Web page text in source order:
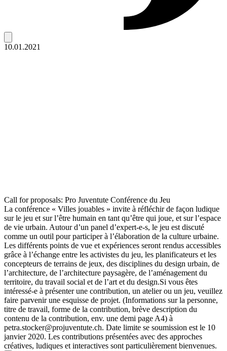
10.01.2021
Call for proposals: Pro Juventute Conférence du Jeu
La conférence « Villes jouables » invite à réfléchir de façon ludique
sur le jeu et sur l’être humain en tant qu’être qui joue, et sur l’espace
de vie urbain. Autour d’un panel d’expert-e-s, le jeu est discuté
comme un outil pour participer à l’élaboration de la culture urbaine.
Les différents points de vue et expériences seront rendus accessibles
grâce à l’échange entre les activistes du jeu, les planificateurs et les
concepteurs de terrains de jeux, des disciplines du design urbain, de
l’architecture, de l’architecture paysagère, de l’aménagement du
territoire, du travail social et de l’art et du design.Si vous êtes
intéressé-e à présenter une contribution, un atelier ou un jeu, veuillez
faire parvenir une esquisse de projet. (Informations sur la personne,
titre de travail, forme de la contribution, brève description du
contenu de la contribution, env. une demi page A4) à
petra.stocker@projuventute.ch. Date limite se soumission est le 10
janvier 2020. Les contributions présentées avec des approches
créatives, ludiques et interactives sont particulièrement bienvenues.